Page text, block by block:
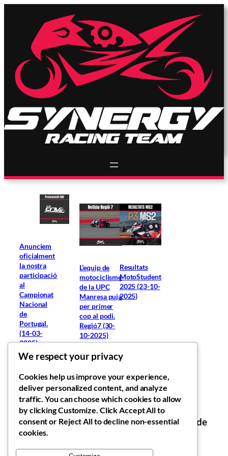
Anunciem
oficialment
la nostra
participació
al
Campionat
Nacional
de
Portugal.
(14-03-
2025)
L’equip de
motociclisme
de la UPC
Manresa puja
per primer
cop al podi.
Regió7 (30-
10-2025)
Resultats
MotoStudent
2025 (23-10-
2025)
Synergy Racing Team
Web de l'associació Synergy Racing Team de
l'EPSEM
We respect your privacy
Cookies help us improve your experience,
deliver personalized content, and analyze
traffic. You can choose which cookies to allow
by clickingCustomize . Click Accept Allto
consent or Reject Allto decline non-essential
cookies.